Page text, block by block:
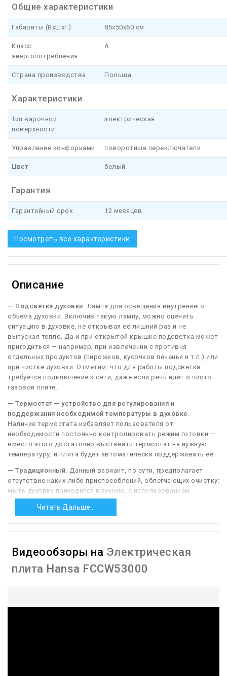
Общие характеристики
Габариты (ВхШхГ) 85x50x60 см
Класс
энергопотребления
A
Страна производства Польша
Характеристики
Тип варочной
поверхности
электрическая
Управление конфорками поворотные переключатели
Цвет белый
Гарантия
Гарантийный срок 12 месяцев
Посмотреть все характеристики
Описание
— Подсветка духовки. Лампа для освещения внутреннего
объема духовки. Включив такую лампу, можно оценить
ситуацию в духовке, не открывая её лишний раз и не
выпуская тепло. Да и при открытой крышке подсветка может
пригодиться — например, при извлечении с противня
отдельных продуктов (пирожков, кусочков печенья и т.п.) или
при чистке духовки. Отметим, что для работы подсветки
требуется подключение к сети, даже если речь идёт о чисто
газовой плите.
— Термостат — устройство для регулирования и
поддержания необходимой температуры в духовке.
Наличие термостата избавляет пользователя от
необходимости постоянно контролировать режим готовки —
вместо этого достаточно выставить термостат на нужную
температуру, и плита будет автоматически поддерживать ее.
— Традиционный. Данный вариант, по сути, предполагает
отсутствие каких-либо приспособлений, облегчающих очистку:
мыть духовку приходится вручную, с использованием
обычных моющих и чистящих средств. Такая процедура может
быть довольно хлопотной и трудоёмкой, зато
моделей с более продвинутыми типами очистки.
Читать Дальше...
Видеообзоры на Электрическая
плита Hansa FCCW53000